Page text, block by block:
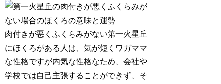
肉付きが悪くふくらみがない第一火星丘
にほくろがある人は、気が短くワガママ
な性格ですが内気な性格なため、会社や
学校では自己主張することができず、そ